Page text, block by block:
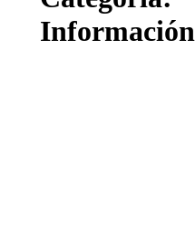
Información